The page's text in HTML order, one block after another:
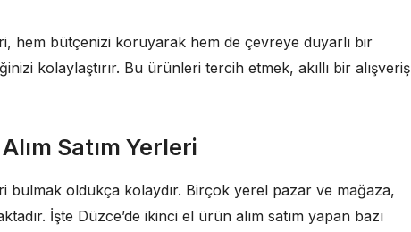
hem bütçenizi koruyarak hem de çevreye duyarlı bir
kolaylaştırır. Bu ürünleri tercih etmek, akıllı bir alışveriş
Satım Yerleri
bulmak oldukça kolaydır. Birçok yerel pazar ve mağaza,
İşte Düzce’de ikinci el ürün alım satım yapan bazı